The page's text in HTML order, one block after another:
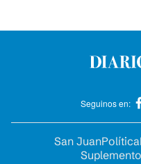
Seguinos en:
San JuanPolítica